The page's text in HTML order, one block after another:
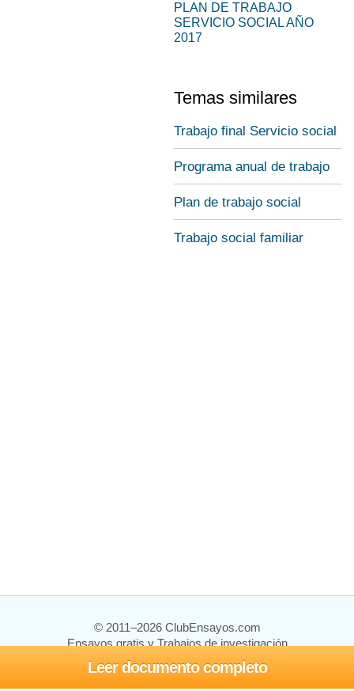
Leer documento completo
PLAN DE TRABAJO
SERVICIO SOCIAL AÑO
2017
Temas similares
Trabajo final Servicio social
Programa anual de trabajo
Plan de trabajo social
Trabajo social familiar
© 2011–2026 ClubEnsayos.com
Ensayos gratis y Trabajos de investigación